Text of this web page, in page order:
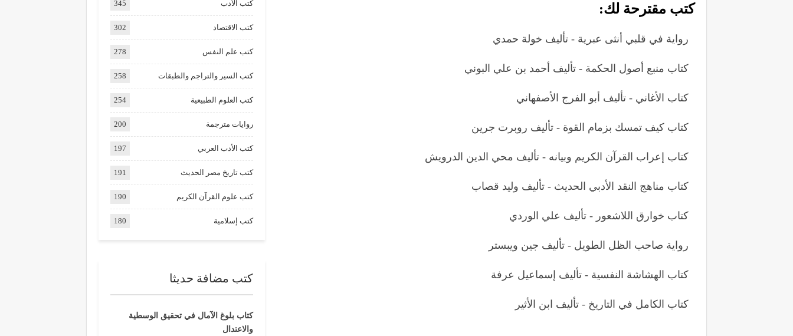
كتب مقترحة لك:
رواية في قلبي أنثى عبرية - تأليف خولة حمدي
كتاب منبع أصول الحكمة - تأليف أحمد بن علي البوني
كتاب الأغاني - تأليف أبو الفرج الأصفهاني
كتاب كيف تمسك بزمام القوة - تأليف روبرت جرين
كتاب إعراب القرآن الكريم وبيانه - تأليف محي الدين الدرويش
كتاب مناهج النقد الأدبي الحديث - تأليف وليد قصاب
كتاب خوارق اللاشعور - تأليف علي الوردي
رواية صاحب الظل الطويل - تأليف جين ويبستر
كتاب الهشاشة النفسية - تأليف إسماعيل عرفة
كتاب الكامل في التاريخ - تأليف ابن الأثير
كتب الأدب 345
كتب الاقتصاد 302
كتب علم النفس 278
كتب السير والتراجم والطبقات 258
كتب العلوم الطبيعية 254
روايات مترجمة 200
كتب الأدب العربي 197
كتب تاريخ مصر الحديث 191
كتب علوم القرآن الكريم 190
كتب إسلامية 180
كتب مضافة حديثا
كتاب بلوغ الآمال في تحقيق الوسطية
والاعتدال